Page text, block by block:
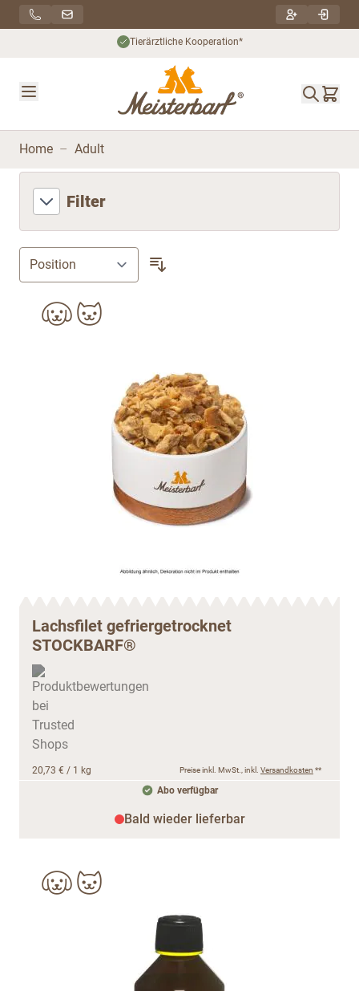
Direkt zum Inhalt
Tierärztliche Kooperation*
Home – Adult
Filter
Lachsfilet gefriergetrocknet
STOCKBARF®
20,73 € / 1 kg Preise inkl. MwSt., inkl. Versandkosten **
Abo verfügbar
Bald wieder lieferbar